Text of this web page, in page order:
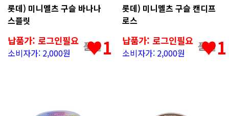
롯데) 미니멜츠 구슬 바나나
스플릿
품절
납품가: 로그인필요
소비자가: 2,000원 ♥1
롯데) 미니멜츠 구슬 캔디프
로스
품절
납품가: 로그인필요
소비자가: 2,000원 ♥1